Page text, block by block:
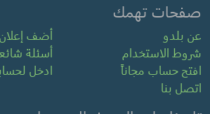
صفحات تهمك
عن بلدو
أضف
شروط الاستخدام
أسئلة
افتح حساب مجاناً
ادخل
اتصل بنا